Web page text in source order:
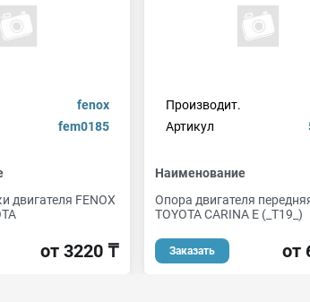
fenox
fem0185
двигателя FENOX
от 3220 ₸
Производит.
Артикул
Наименование
Опора двигателя
TOYOTA CARINA E (_T19_)
Заказать от